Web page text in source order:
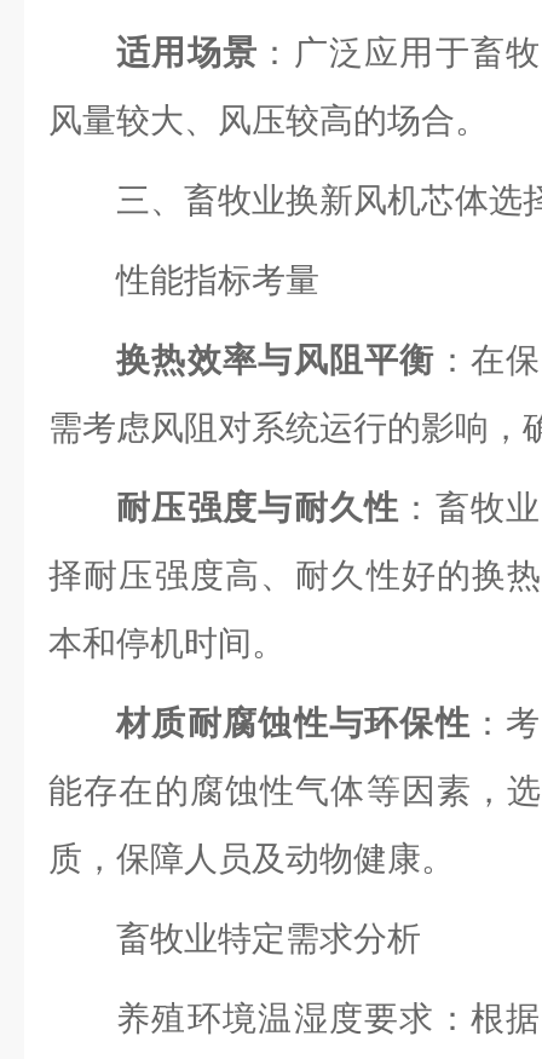
适用场景 ：广泛应用于畜
风量较大、风压较高的场合。
三、畜牧业换新风机芯体选
性能指标考量
换热效率与风阻平衡 ：在
需考虑风阻对系统运行的影响，
耐压强度与耐久性 ：畜牧
择耐压强度高、耐久性好的换
本和停机时间。
材质耐腐蚀性与环保性 ：
能存在的腐蚀性气体等因素，
质，保障人员及动物健康。
畜牧业特定需求分析
养殖环境温湿度要求：根